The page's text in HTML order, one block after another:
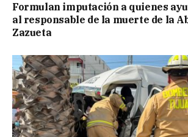
Formulan imputación a quienes
al responsable de la muerte de la
Zazueta